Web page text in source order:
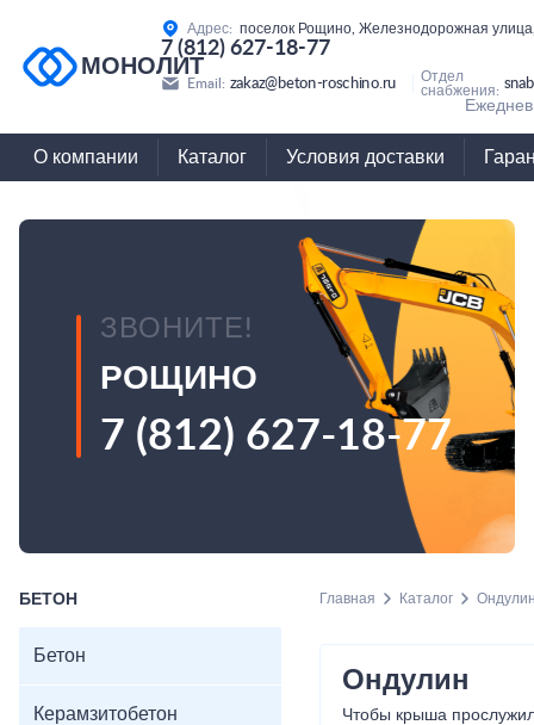
МОНОЛИТ
Адрес: поселок Рощино, Железнодорожная
7 (812) 627-18-77
Email: zakaz@beton-roschino.ru
Отдел
снабжения:
О компании Каталог Условия доставки
ЗВОНИТЕ!
РОЩИНО
7 (812) 627-18-77
БЕТОН
Бетон
Керамзитобетон
Главная Каталог
Ондулин
Чтобы крыша